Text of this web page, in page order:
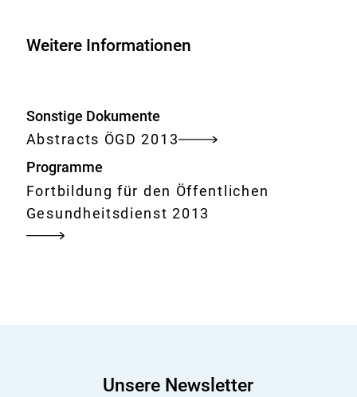
Weitere Informationen
Sonstige Dokumente
Abstracts ÖGD 2013
Programme
Fortbildung für den Öffentlichen
Gesundheitsdienst 2013
Unsere Newsletter